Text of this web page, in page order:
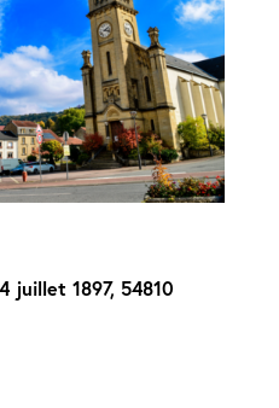
juillet 1897, 54810